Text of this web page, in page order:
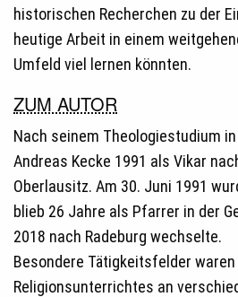
historischen Recherchen zu der
heutige Arbeit in einem
Umfeld viel lernen könnten.
ZUM AUTOR
Nach seinem Theologiestudium
Andreas Kecke 1991 als Vikar
Oberlausitz. Am 30. Juni 1991
blieb 26 Jahre als Pfarrer in der
2018 nach Radeburg wechselte.
Besondere Tätigkeitsfelder
Religionsunterrichtes an